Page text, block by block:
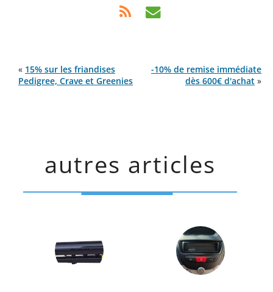
« 15% sur les friandises
Pedigree, Crave et Greenies
-10% de remise immédiate
dès 600€ d'achat »
autres articles